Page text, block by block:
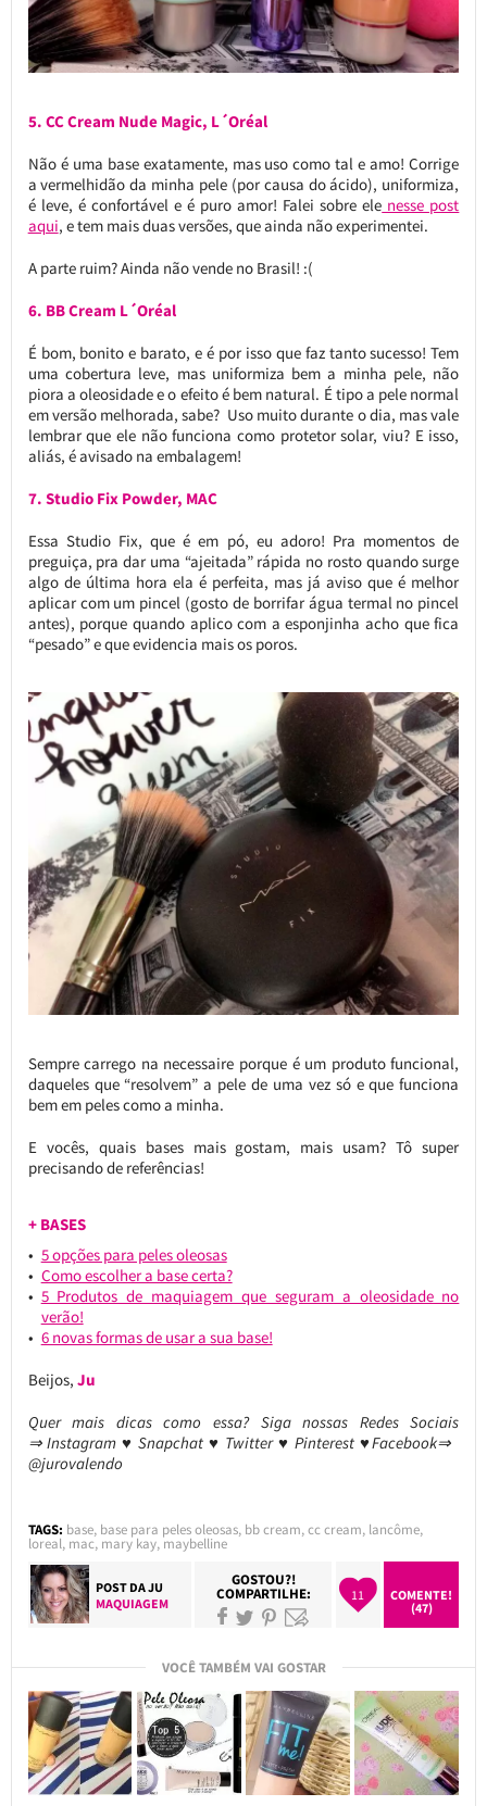
5. CC Cream Nude Magic, L´Oréal
Não é uma base exatamente, mas uso como tal e amo! Corrige
a vermelhidão da minha pele (por causa do ácido), uniformiza,
é leve, é confortável e é puro amor! Falei sobre ele nesse post
aqui, e tem mais duas versões, que ainda não experimentei.
A parte ruim? Ainda não vende no Brasil! :(
6. BB Cream L´Oréal
É bom, bonito e barato, e é por isso que faz tanto sucesso! Tem
uma cobertura leve, mas uniformiza bem a minha pele, não
piora a oleosidade e o efeito é bem natural. É tipo a pele normal
em versão melhorada, sabe? Uso muito durante o dia, mas vale
lembrar que ele não funciona como protetor solar, viu? E isso,
aliás, é avisado na embalagem!
7. Studio Fix Powder, MAC
Essa Studio Fix, que é em pó, eu adoro! Pra momentos de
preguiça, pra dar uma “ajeitada” rápida no rosto quando surge
algo de última hora ela é perfeita, mas já aviso que é melhor
aplicar com um pincel (gosto de borrifar água termal no pincel
antes), porque quando aplico com a esponjinha acho que fica
“pesado” e que evidencia mais os poros.
Sempre carrego na necessaire porque é um produto funcional,
daqueles que “resolvem” a pele de uma vez só e que funciona
bem em peles como a minha.
E vocês, quais bases mais gostam, mais usam? Tô super
precisando de referências!
+ BASES
5 opções para peles oleosas
Como escolher a base certa?
5 Produtos de maquiagem que seguram a oleosidade no
verão!
6 novas formas de usar a sua base!
Beijos, Ju
Quer mais dicas como essa? Siga nossas Redes Sociais
⇒ Instagram ♥ Snapchat ♥ Twitter ♥ Pinterest ♥Facebook⇒
@jurovalendo
TAGS: base, base para peles oleosas, bb cream,cc cream, lancôme,
loreal, mac, mary kay,maybelline
POST DAJU
MAQUIAGEM
GOSTOU?!
COMPARTILHE: 11
COMENTE!
(47)
VOCÊ TAMBÉM VAI GOSTAR